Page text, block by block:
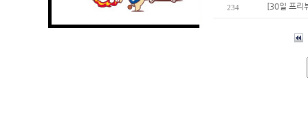
234 [30일 프리